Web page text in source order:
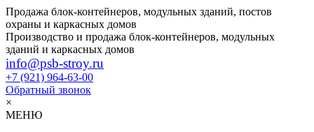
Продажа блок-контейнеров, модульных зданий, постов
охраны и каркасных домов
Производство и продажа блок-контейнеров, модульных
зданий и каркасных домов
info@psb-stroy.ru
+7 (921) 964-63-00
Обратный звонок
×
МЕНЮ